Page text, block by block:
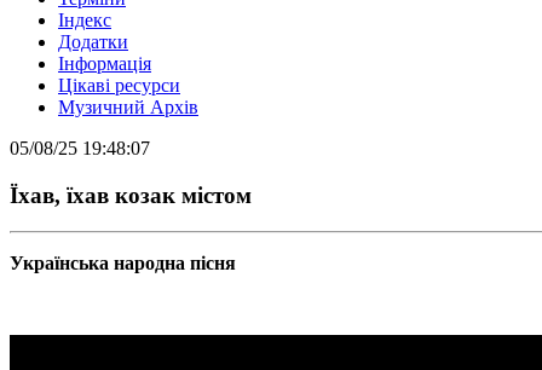
Індекс
Додатки
Інформація
Цікаві ресурси
Музичний Архів
05/08/25 19:48:07
Їхав, їхав козак містом
Українська народна пісня